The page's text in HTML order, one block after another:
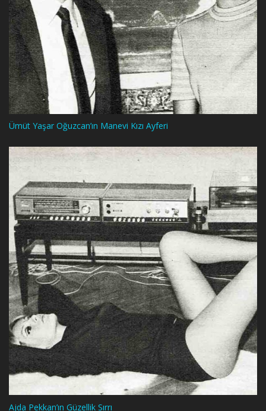
Ümüt Yaşar Oğuzcan’ın Manevi Kızı Ayferi
Ajda Pekkan’ın Güzellik Sırrı